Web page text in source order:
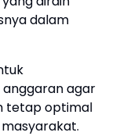
dalam
agar
tetap optimal